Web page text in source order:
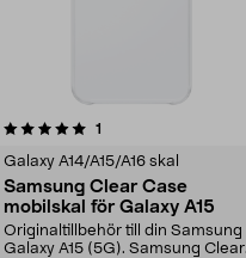
1
Galaxy A14/A15/A16 skal
Samsung Clear Case
mobilskal för Galaxy A15
Originaltillbehör till din Samsung
Galaxy A15 (5G). Samsung Clear